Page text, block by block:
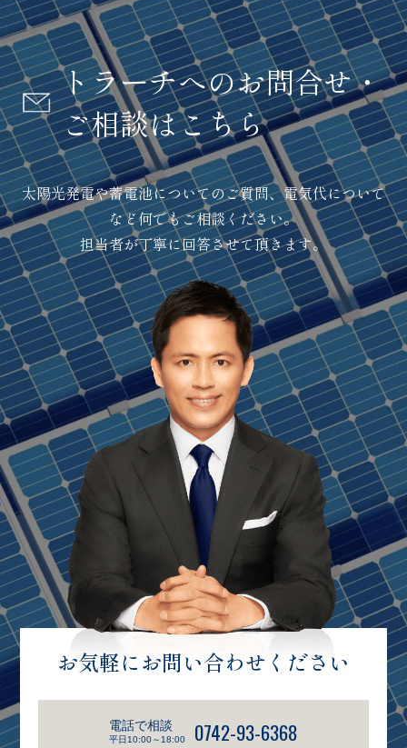
トラーチへのお問合せ・
ご相談はこちら
太陽光発電や蓄電池についてのご質問、電気代について
など何でもご相談ください。
担当者が丁寧に回答させて頂きます。
お気軽にお問い合わせください
電話で相談
平日10:00～18:00 0742-93-6368